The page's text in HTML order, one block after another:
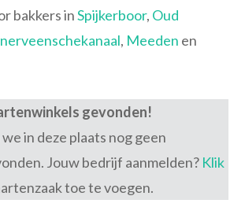
bakkers inSpijkerboor, Oud
, Meeden en
gevonden!
in deze plaats nog geen
Jouw bedrijf aanmelden? Klik
toe te voegen.